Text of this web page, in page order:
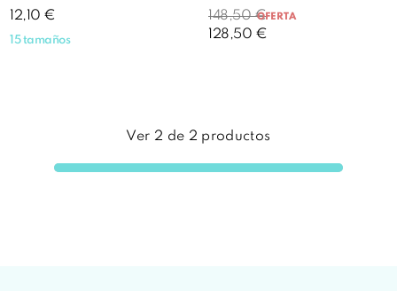
Precio
12,10 €
15 tamaños
Precio
base
148,50 €Precio
128,50 €
OFERTA
Ver 2 de 2 productos